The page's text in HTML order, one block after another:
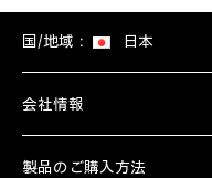
国/地域： 日本
会社情報
製品のご購入方法